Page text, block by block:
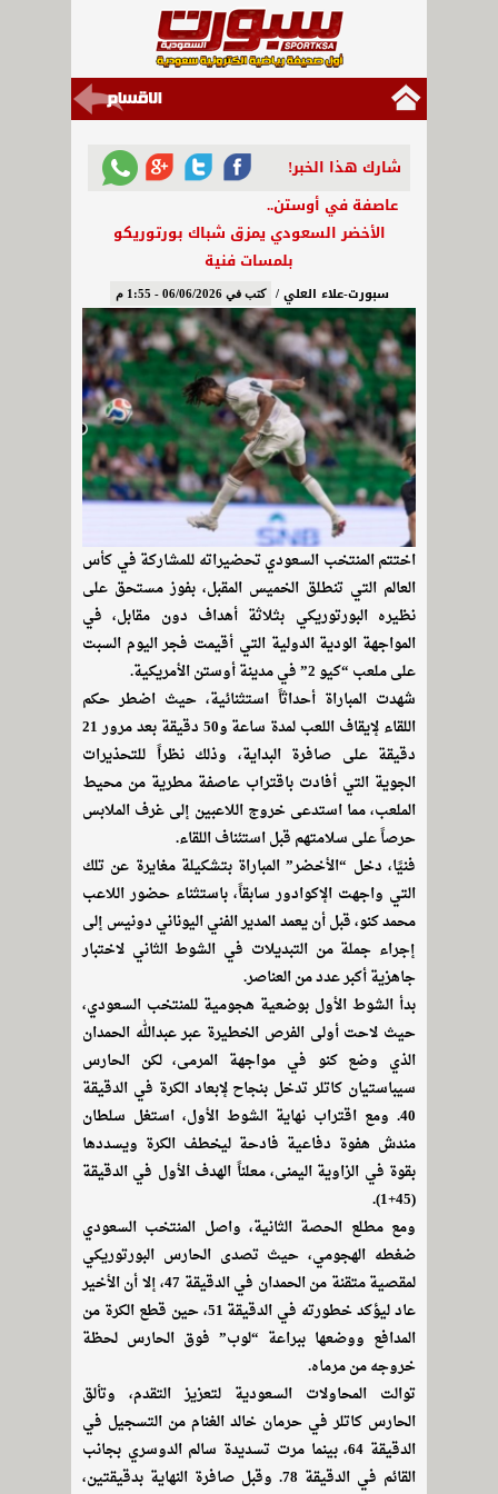
شارك هذا الخبر!
عاصفة في أوستن..
الأخضر السعودي يمزق شباك بورتوريكو
بلمسات فنية
سبورت-علاء العلي / كتب في 06/06/2026 - 1:55 م
اختتم المنتخب السعودي تحضيراته للمشاركة في كأس
العالم التي تنطلق الخميس المقبل، بفوز مستحق على
نظيره البورتوريكي بثلاثة أهداف دون مقابل، في
المواجهة الودية الدولية التي أقيمت فجر اليوم السبت
على ملعب “كيو 2” في مدينة أوستن الأمريكية.
شهدت المباراة أحداثاً استثنائية، حيث اضطر حكم
اللقاء لإيقاف اللعب لمدة ساعة و50 دقيقة بعد مرور 21
دقيقة على صافرة البداية، وذلك نظراً للتحذيرات
الجوية التي أفادت باقتراب عاصفة مطرية من محيط
الملعب، مما استدعى خروج اللاعبين إلى غرف الملابس
حرصاً على سلامتهم قبل استئناف اللقاء.
فنيًا، دخل “الأخضر” المباراة بتشكيلة مغايرة عن تلك
التي واجهت الإكوادور سابقاً، باستثناء حضور اللاعب
محمد كنو، قبل أن يعمد المدير الفني اليوناني دونيس إلى
إجراء جملة من التبديلات في الشوط الثاني لاختبار
جاهزية أكبر عدد من العناصر.
بدأ الشوط الأول بوضعية هجومية للمنتخب السعودي،
حيث لاحت أولى الفرص الخطيرة عبر عبدالله الحمدان
الذي وضع كنو في مواجهة المرمى، لكن الحارس
سيباستيان كاتلر تدخل بنجاح لإبعاد الكرة في الدقيقة
40. ومع اقتراب نهاية الشوط الأول، استغل سلطان
مندش هفوة دفاعية فادحة ليخطف الكرة ويسددها
بقوة في الزاوية اليمنى، معلناً الهدف الأول في الدقيقة
(45+1).
ومع مطلع الحصة الثانية، واصل المنتخب السعودي
ضغطه الهجومي، حيث تصدى الحارس البورتوريكي
لمقصية متقنة من الحمدان في الدقيقة 47، إلا أن الأخير
عاد ليؤكد خطورته في الدقيقة 51، حين قطع الكرة من
المدافع ووضعها ببراعة “لوب” فوق الحارس لحظة
خروجه من مرماه.
توالت المحاولات السعودية لتعزيز التقدم، وتألق
الحارس كاتلر في حرمان خالد الغنام من التسجيل في
الدقيقة 64، بينما مرت تسديدة سالم الدوسري بجانب
القائم في الدقيقة 78. وقبل صافرة النهاية بدقيقتين،